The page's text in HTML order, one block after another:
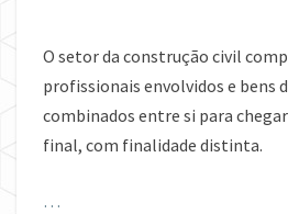
O setor da construção civil
profissionais envolvidos e bens
combinados entre si para
final, com finalidade distinta.
…